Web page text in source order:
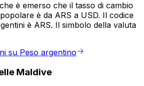
è emerso che il tasso di cambio
è da ARS a USD. Il codice
è ARS. Il simbolo della valuta
su Peso argentino
Maldive